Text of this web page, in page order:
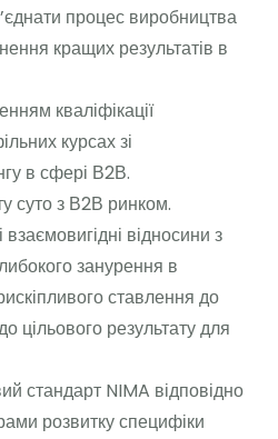
процес виробництва
кращих результатів в
кваліфікації
курсах зі
в сфері В2В.
суто з В2В ринком.
відносини з
занурення в
ставлення до
цільового результату для
стандарт NIMA відповідно
розвитку специфіки